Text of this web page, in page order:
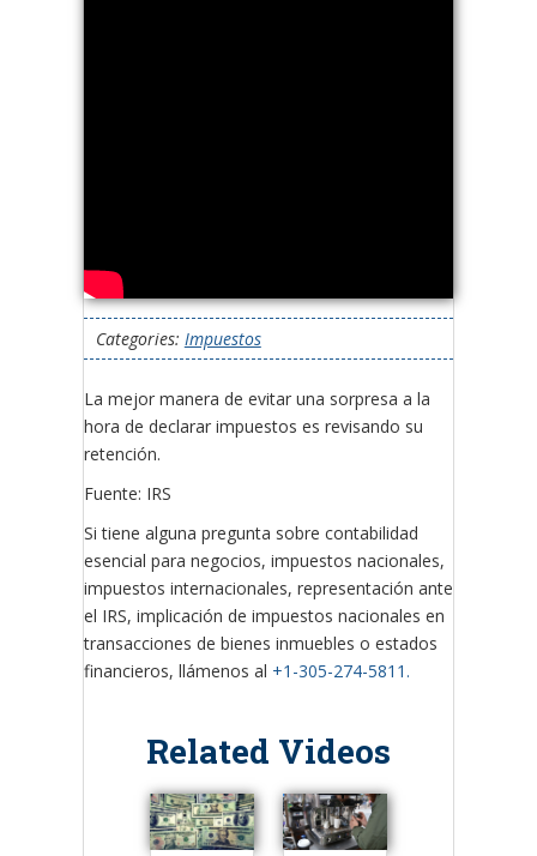
Categories: Impuestos
La mejor manera de evitar una sorpresa a la
hora de declarar impuestos es revisando su
retención.
Fuente: IRS
Si tiene alguna pregunta sobre contabilidad
esencial para negocios, impuestos nacionales,
impuestos internacionales, representación ante
el IRS, implicación de impuestos nacionales en
transacciones de bienes inmuebles o estados
financieros, llámenos al +1-305-274-5811.
Related Videos